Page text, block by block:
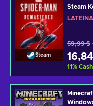
Steam
Steam
59,99 $
11%